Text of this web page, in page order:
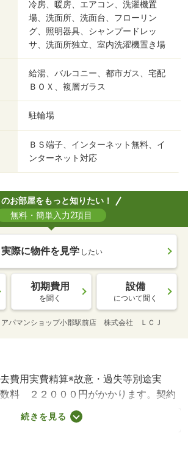
冷房、暖房、エアコン、洗濯機置
場、洗面所、洗面台、フローリン
グ、照明器具、シャンプードレッ
サ、洗面所独立、室内洗濯機置き場
給湯、バルコニー、都市ガス、宅配
ＢＯＸ、複層ガラス
駐輪場
ＢＳ端子、インターネット無料、イ
ンターネット対応
のお部屋をもっと知りたい！
無料・簡単入力2項目
実際に物件を見学 したい
初期費用
を聞く
設備
について聞く
アパマンショップ小郡駅前店 株式会社 ＬＣＪ
費用実費精算※故意・過失等別途実
料 ２２０００円がかかります。契約
８００００円、鍵セット費３３００円
ります。駐車場貸主インボイス登録な
：２．２万／月額保証委託料：賃料総
続きを見る